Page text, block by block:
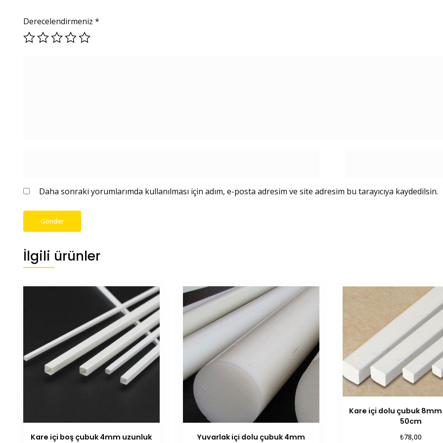
Derecelendirmeniz *
Daha sonraki yorumlarımda kullanılması için adım, e-posta adresim ve site adresim bu tarayıcıya kaydedilsin.
İlgili ürünler
Kare içi boş çubuk 4mm uzunluk
Yuvarlak içi dolu çubuk 4mm
Kare içi dolu çubuk
50cm
₺78,00